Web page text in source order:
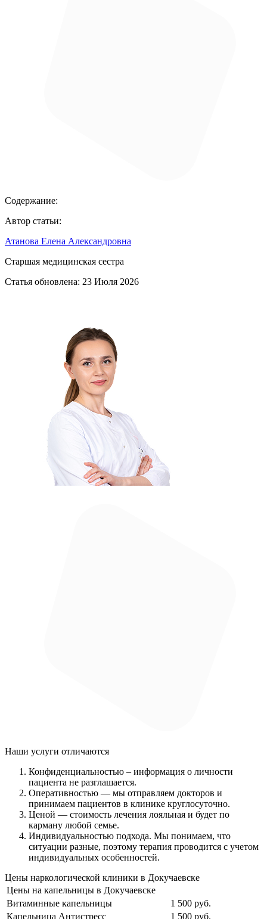
Содержание:
Автор статьи:
Атанова Елена Александровна
Старшая медицинская сестра
Статья обновлена: 23 Июля 2026
Наши услуги отличаются
Конфиденциальностью – информация о личности
пациента не разглашается.
Оперативностью — мы отправляем докторов и
принимаем пациентов в клинике круглосуточно.
Ценой — стоимость лечения лояльная и будет по
карману любой семье.
Индивидуальностью подхода. Мы понимаем, что
ситуации разные, поэтому терапия проводится с учетом
индивидуальных особенностей.
Цены наркологической клиники в Докучаевске
Цены на капельницы в Докучаевске
Витаминные капельницы
1 500 руб.
Капельница Антистресс
1 500 руб.